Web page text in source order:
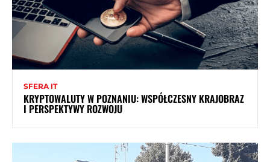
SFERA IT
KRYPTOWALUTY W POZNANIU: WSPÓŁCZESNY KRAJOBRAZ
I PERSPEKTYWY ROZWOJU